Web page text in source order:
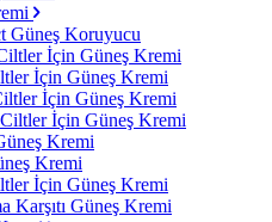
Güneş Koruyucu
İçin Güneş Kremi
İçin Güneş Kremi
İçin Güneş Kremi
İçin Güneş Kremi
Kremi
Kremi
İçin Güneş Kremi
Karşıtı Güneş Kremi